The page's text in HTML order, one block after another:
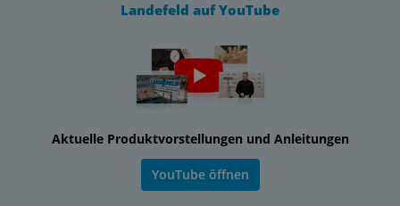
Landefeld auf YouTube
Aktuelle Produktvorstellungen und Anleitungen
YouTube öffnen